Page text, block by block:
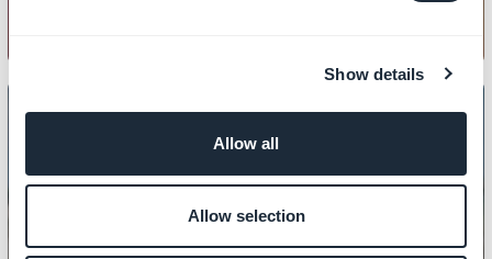
Show details
Allow all
Allow selection
Come personalizzare le icone
principali del tuo negozio